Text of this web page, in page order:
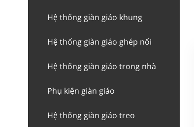
Hệ thống giàn giáo khung
Hệ thống giàn giáo ghép nối
Hệ thống giàn giáo trong nhà
Phụ kiện giàn giáo
Hệ thống giàn giáo treo